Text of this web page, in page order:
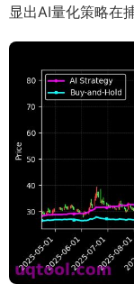
显出AI量化策略在